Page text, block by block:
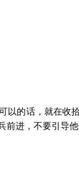
的话，就在收
进，不要引导